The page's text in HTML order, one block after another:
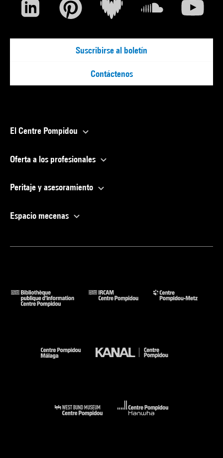
Suscribirse al boletín
Contáctenos
El Centre Pompidou
Oferta a los profesionales
Peritaje y asesoramiento
Espacio mecenas